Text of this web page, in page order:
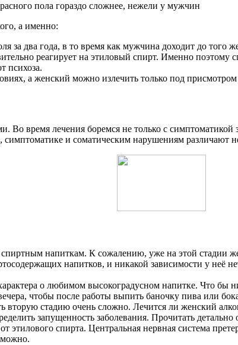
пола гораздо сложнее, нежели у мужчин
а именно:
за два года, в то время как мужчина доходит до того
реагирует на этиловый спирт. Именно поэтому
психоза.
а женский можно излечить только под
Во время лечения боремся не только с
и соматическим нарушениям различают
напиткам. К сожалению, уже на этой стадии
напитков, и никакой зависимости у неё
о любимом высокоградусном напитке. Что бы
чтобы после работы выпить баночку пива или
вторую стадию очень сложно. Лечится ли женский
запущенность заболевания. Прочитать
этилового спирта. Центральная нервная система